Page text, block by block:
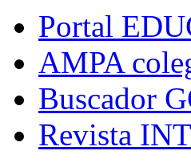
Portal
AMPA
Buscador
Revista